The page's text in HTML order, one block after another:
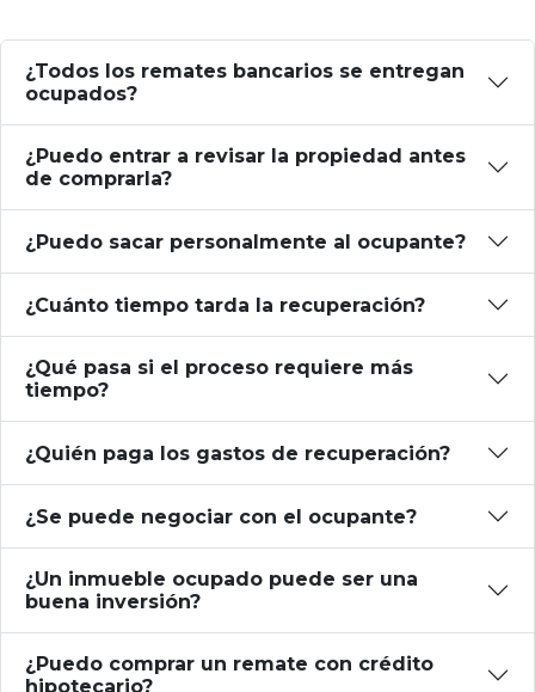
¿Todos los remates bancarios se entregan
ocupados?
¿Puedo entrar a revisar la propiedad antes
de comprarla?
¿Puedo sacar personalmente al ocupante?
¿Cuánto tiempo tarda la recuperación?
¿Qué pasa si el proceso requiere más
tiempo?
¿Quién paga los gastos de recuperación?
¿Se puede negociar con el ocupante?
¿Un inmueble ocupado puede ser una
buena inversión?
¿Puedo comprar un remate con crédito
hipotecario?